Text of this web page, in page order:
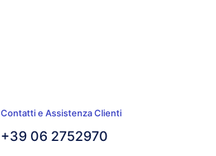
Contatti e Assistenza Clienti
+39 06 2752970